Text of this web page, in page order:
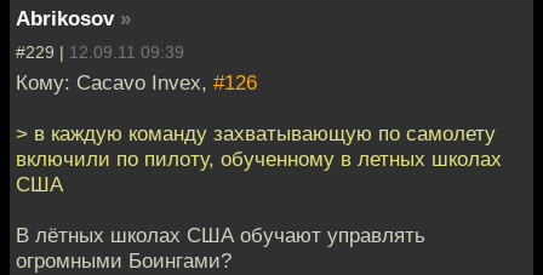
Abrikosov »
#229 | 12.09.11 09:39
Кому: Cacavo Invex, #126
> в каждую команду захватывающую по самолету
включили по пилоту, обученному в летных школах
США
В лётных школах США обучают управлять
огромными Боингами?